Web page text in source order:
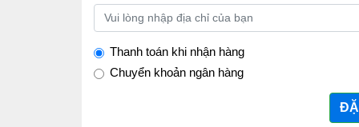
Thanh toán khi nhận hàng
Chuyển khoản ngân hàng